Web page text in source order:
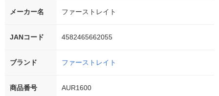
メーカー名 ファーストレイト
JANコード 4582465662055
ブランド ファーストレイト
商品番号 AUR1600